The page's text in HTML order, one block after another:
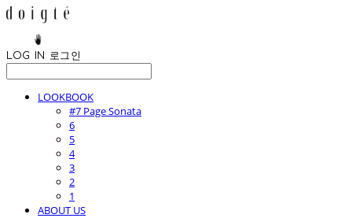
LOG IN 로그인
LOOKBOOK
#7 Page Sonata
6
5
4
3
2
1
ABOUT US